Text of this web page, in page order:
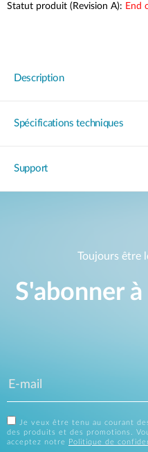
Statut produit (Revision A): End
Description
Spécifications techniques
Support
Toujours être
S'abonner
Je veux être tenu au courant
des produits et des promotions.
acceptez notre
Politique de